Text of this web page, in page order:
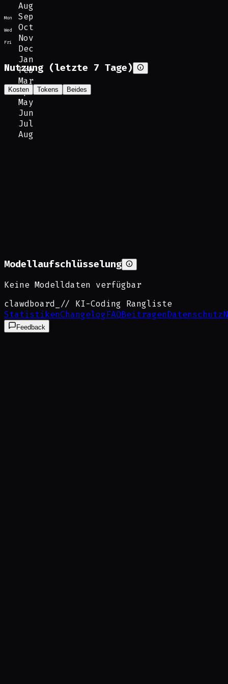
Aug
Sep
Oct
Nov
Dec
Jan
Feb
Mar
Apr
May
Jun
Jul
Aug
Mon
Wed
Fri
Nutzung (letzte 7 Tage)
Kosten Tokens Beides
Modellaufschlüsselung
Keine Modelldaten verfügbar
clawdboard
// KI-Coding Rangliste
StatistikenChangelogFAQBeitragenDatenschutz
Feedback